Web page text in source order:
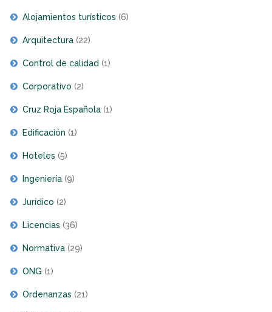
Alojamientos turísticos (6)
Arquitectura (22)
Control de calidad (1)
Corporativo (2)
Cruz Roja Española (1)
Edificación (1)
Hoteles (5)
Ingeniería (9)
Jurídico (2)
Licencias (36)
Normativa (29)
ONG (1)
Ordenanzas (21)